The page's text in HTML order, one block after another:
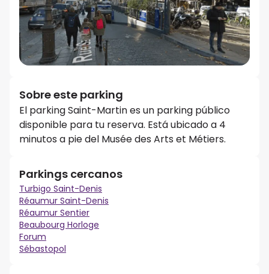
Sobre este parking
El parking Saint-Martin es un parking público
disponible para tu reserva. Está ubicado a 4
minutos a pie del Musée des Arts et Métiers.
Parkings cercanos
Turbigo Saint-Denis
Réaumur Saint-Denis
Réaumur Sentier
Beaubourg Horloge
Forum
Sébastopol